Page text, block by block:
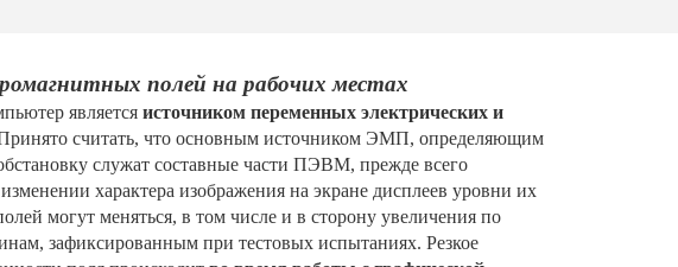
полей на рабочих местах
является источником переменных электрических и
считать, что основным источником ЭМП, определяющим
служат составные части ПЭВМ, прежде всего
характера изображения на экране дисплеев уровни их
могут меняться, в том числе и в сторону увеличения по
зафиксированным при тестовых испытаниях. Резкое